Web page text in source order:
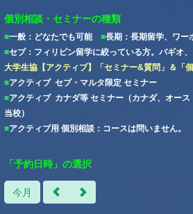
個別相談・セミナーの種類
■一般：どなたでも可能 ■長期：長期留学、ワー
■セブ：フィリピン留学に絞っている方。バギオ
大学生協【アクティブ】「セミナー&質問」＆「個
■アクティブ セブ・マルタ限定 セミナー
■アクティブ カナダ等 セミナー（カナダ、オー
当校）
■アクティブ用 個別相談：コースは問いません。
「予約日時」の選択
今月